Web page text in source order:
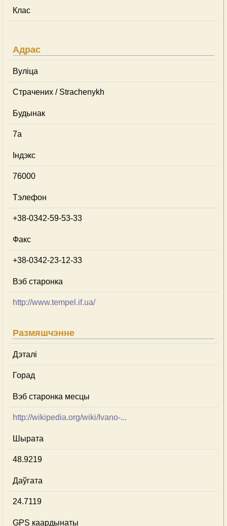
Клас
Адрас
Вуліца
Страчених / Strachenykh
Будынак
7а
Індэкс
76000
Тэлефон
+38-0342-59-53-33
Факс
+38-0342-23-12-33
Вэб старонка
http://www.tempel.if.ua/
Размяшчэнне
Дэталі
Горад
Вэб старонка месцы
http://wikipedia.org/wiki/Ivano-...
Шырата
48.9219
Даўгата
24.7119
GPS каардынаты